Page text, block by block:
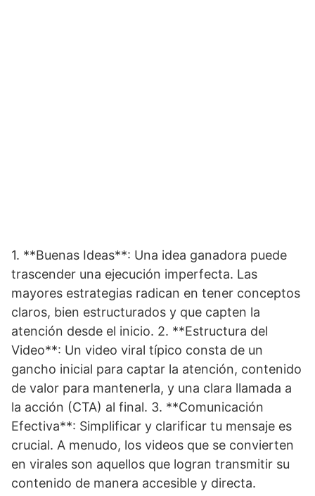
1. **Buenas Ideas**: Una idea ganadora puede
trascender una ejecución imperfecta. Las
mayores estrategias radican en tener conceptos
claros, bien estructurados y que capten la
atención desde el inicio. 2. **Estructura del
Video**: Un video viral típico consta de un
gancho inicial para captar la atención, contenido
de valor para mantenerla, y una clara llamada a
la acción (CTA) al final. 3. **Comunicación
Efectiva**: Simplificar y clarificar tu mensaje es
crucial. A menudo, los videos que se convierten
en virales son aquellos que logran transmitir su
contenido de manera accesible y directa.